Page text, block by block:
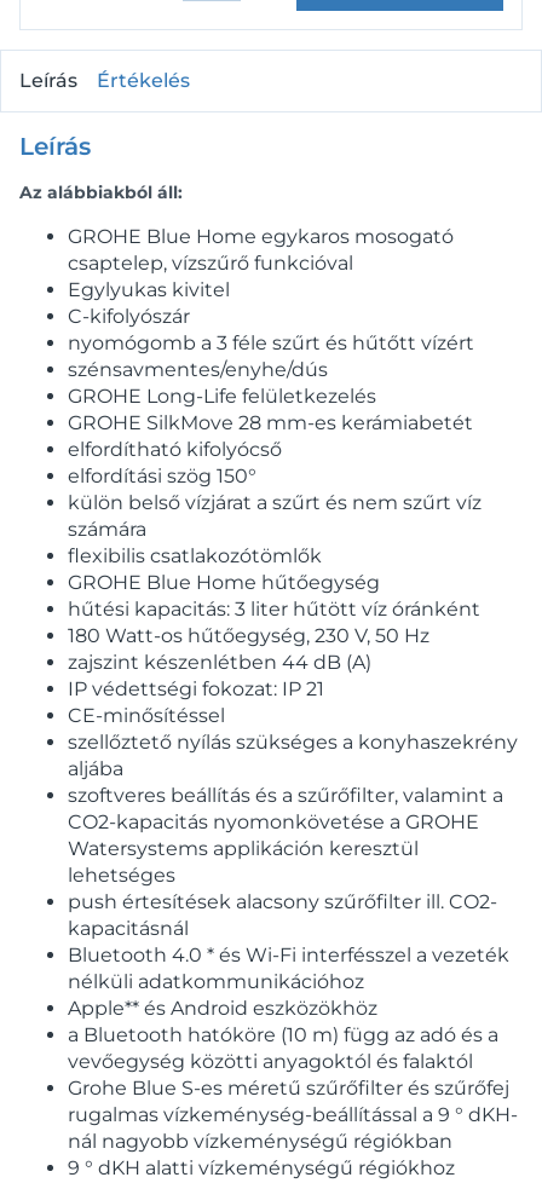
Leírás Értékelés
Leírás
Az alábbiakból áll:
GROHE Blue Home egykaros mosogató
csaptelep, vízszűrő funkcióval
Egylyukas kivitel
C-kifolyószár
nyomógomb a 3 féle szűrt és hűtőtt vízért
szénsavmentes/enyhe/dús
GROHE Long-Life felületkezelés
GROHE SilkMove 28 mm-es kerámiabetét
elfordítható kifolyócső
elfordítási szög 150°
külön belső vízjárat a szűrt és nem szűrt víz
számára
flexibilis csatlakozótömlők
GROHE Blue Home hűtőegység
hűtési kapacitás: 3 liter hűtött víz óránként
180 Watt-os hűtőegység, 230 V, 50 Hz
zajszint készenlétben 44 dB (A)
IP védettségi fokozat: IP 21
CE-minősítéssel
szellőztető nyílás szükséges a konyhaszekrény
aljába
szoftveres beállítás és a szűrőfilter, valamint a
CO2-kapacitás nyomonkövetése a GROHE
Watersystems applikáción keresztül
lehetséges
push értesítések alacsony szűrőfilter ill. CO2-
kapacitásnál
Bluetooth 4.0 * és Wi-Fi interfésszel a vezeték
nélküli adatkommunikációhoz
Apple** és Android eszközökhöz
a Bluetooth hatóköre (10 m) függ az adó és a
vevőegység közötti anyagoktól és falaktól
Grohe Blue S-es méretű szűrőfilter és szűrőfej
rugalmas vízkeménység-beállítással a 9 ° dKH-
nál nagyobb vízkeménységű régiókban
9 ° dKH alatti vízkeménységű régiókhoz